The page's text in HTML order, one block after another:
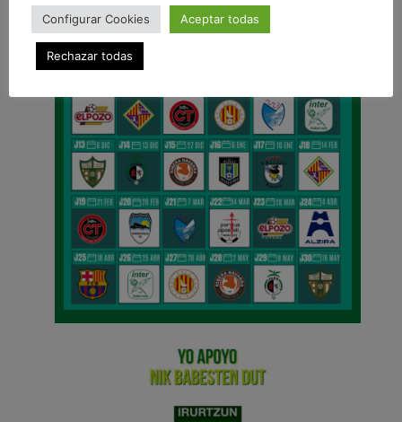
Configurar Cookies Aceptar todas
Rechazar todas